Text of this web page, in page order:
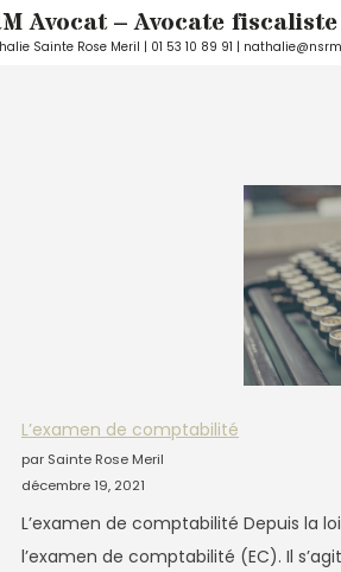
Avocat – Avocate fiscaliste
Sainte Rose Meril | 01 53 10 89 91 |
L’examen de comptabilité
par Sainte Rose Meril
décembre 19, 2021
L’examen de comptabilité Depuis la
l’examen de comptabilité (EC). Il